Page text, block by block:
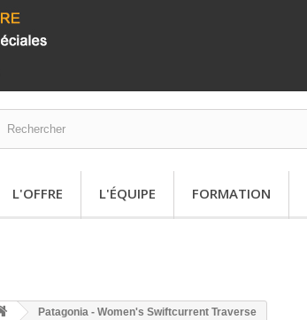
L'OFFRE L'ÉQUIPE FORMATION
Patagonia - Women's Swiftcurrent Traverse